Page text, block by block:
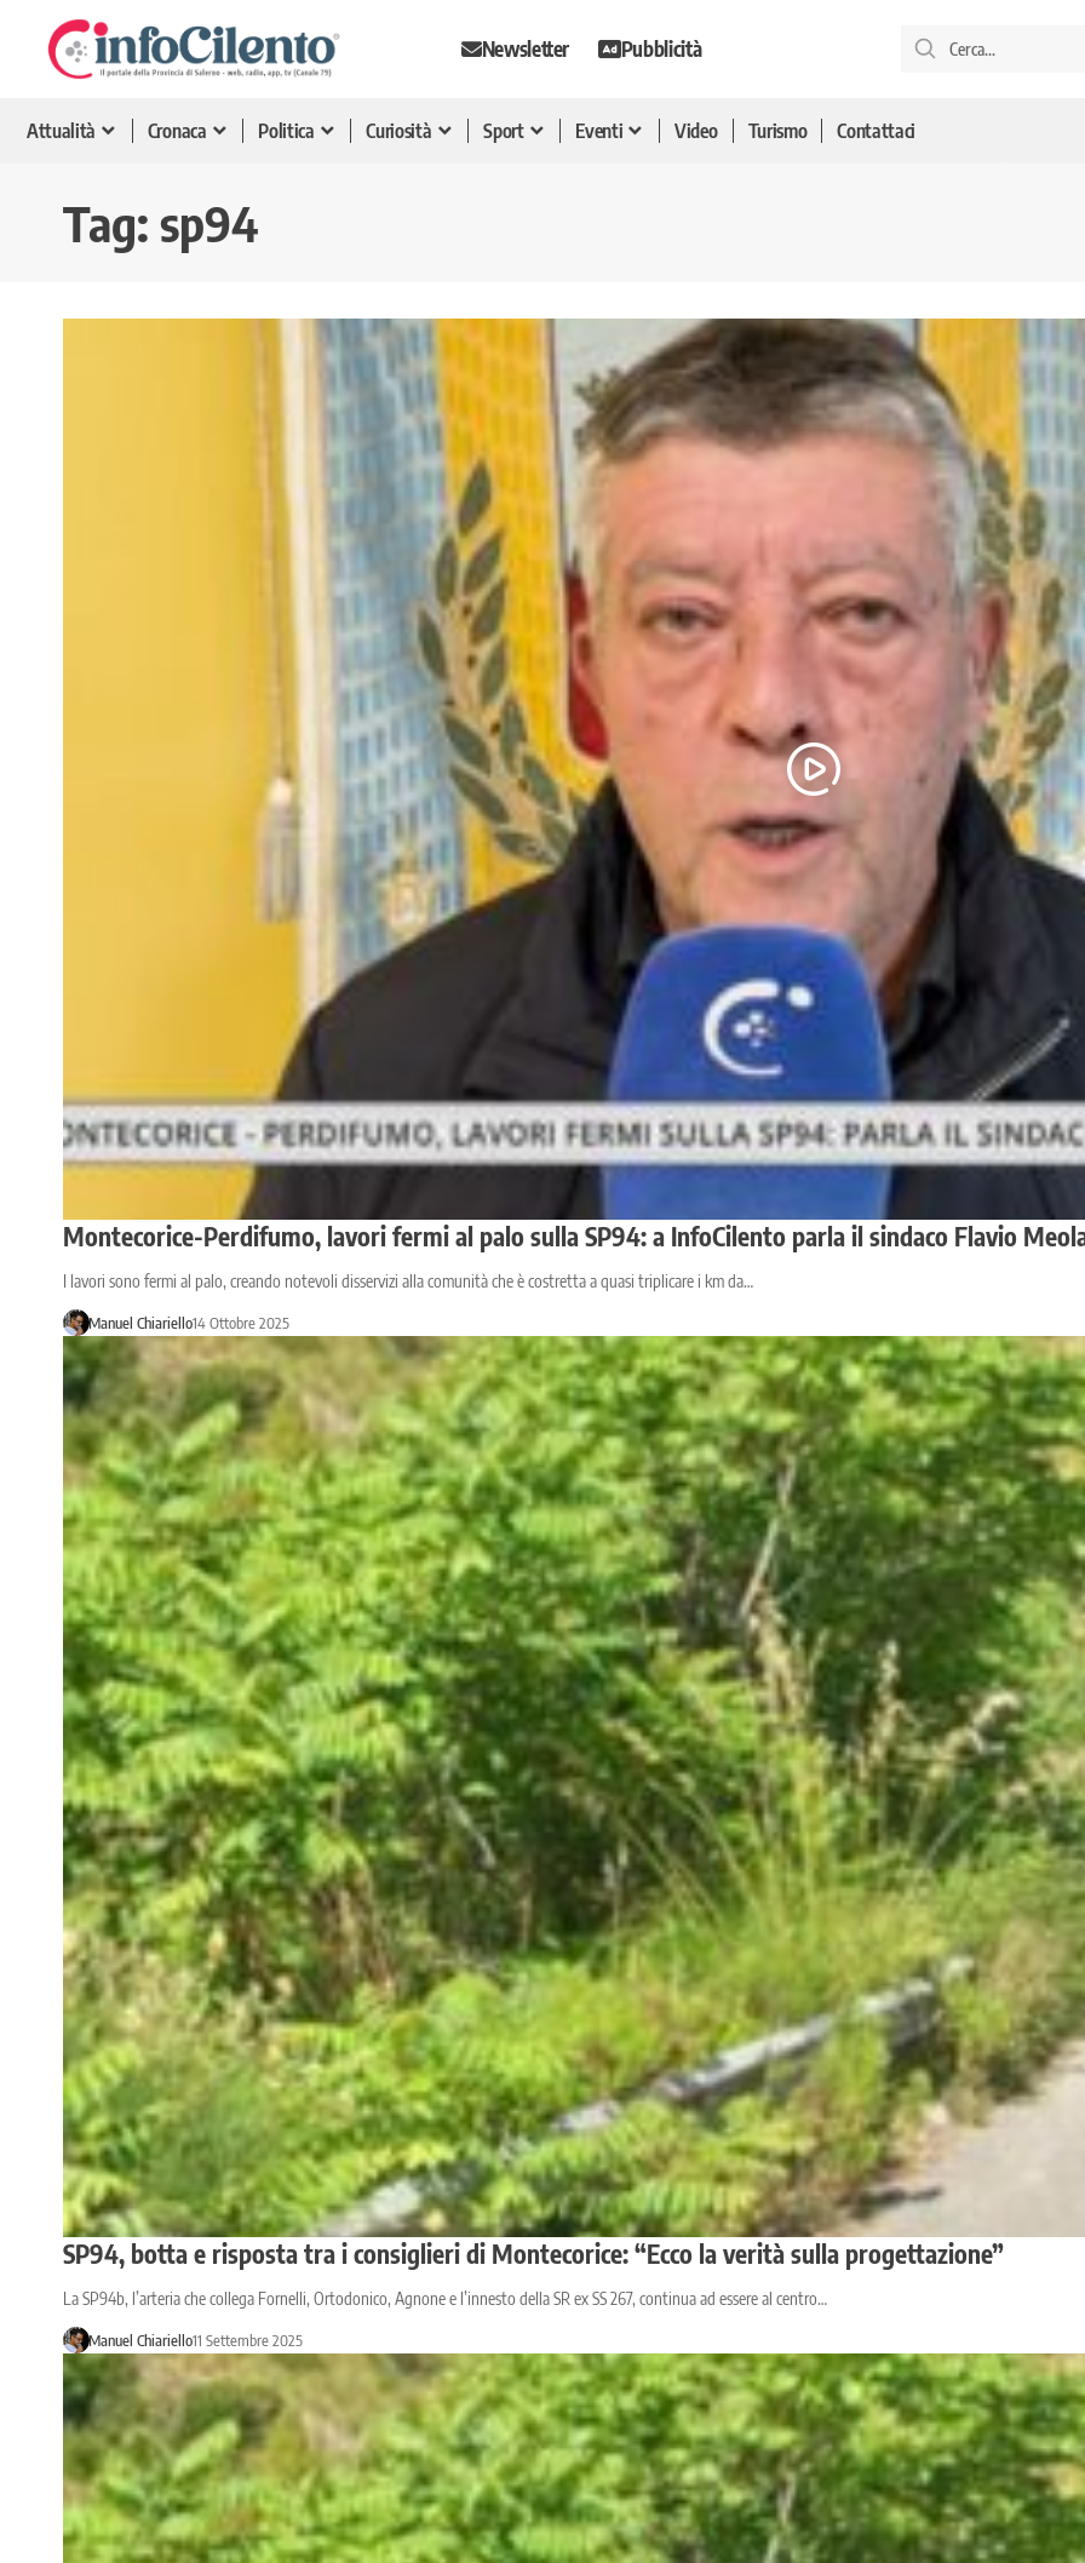
Newsletter Pubblicità
Attualità Cronaca Politica Curiosità Sport Eventi Video Turismo Contattaci
Tag: sp94
Montecorice-Perdifumo, lavori fermi al palo sulla SP94: a InfoCilento parla il sindaco Flavio
I lavori sono fermi al palo, creando notevoli disservizi alla comunità che è costretta a quasi triplicare i km da…
Manuel Chiariello14 Ottobre 2025
SP94, botta e risposta tra i consiglieri di Montecorice: “Ecco la verità sulla progettazione”
La SP94b, l’arteria che collega Fornelli, Ortodonico, Agnone e l’innesto della SR ex SS 267, continua ad essere al centro…
Manuel Chiariello11 Settembre 2025